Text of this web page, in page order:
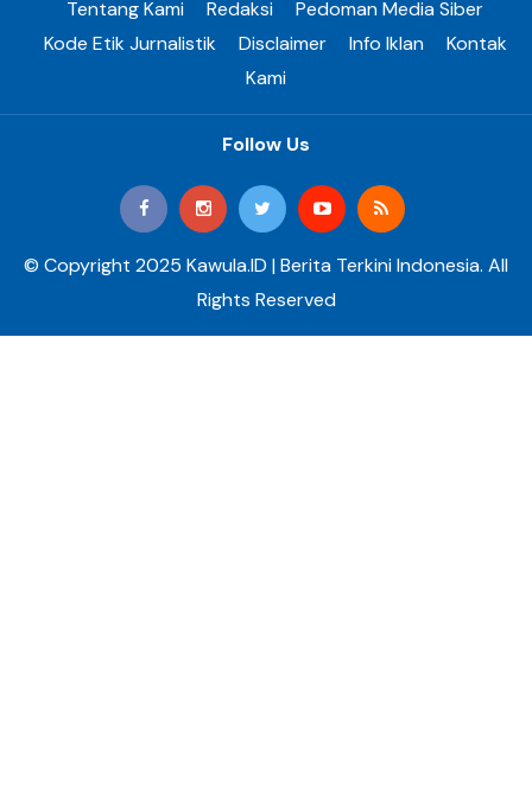
Tentang Kami Redaksi
Pedoman Media Siber
Kode Etik Jurnalistik
Disclaimer Info Iklan
Kontak
Kami
Follow Us
© Copyright 2025 Kawula.ID | Berita Terkini Indonesia. All
Rights Reserved